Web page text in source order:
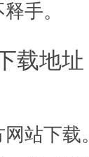
手。
载地址
站下载